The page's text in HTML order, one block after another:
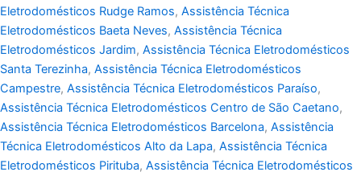
Eletrodomésticos Rudge Ramos, Assistência Técnica
Eletrodomésticos Baeta Neves, Assistência Técnica
Eletrodomésticos Jardim, Assistência Técnica Eletrodomésticos
Santa Terezinha, Assistência Técnica Eletrodomésticos
Campestre, Assistência Técnica Eletrodomésticos Paraíso,
Assistência Técnica Eletrodomésticos Centro de São Caetano,
Assistência Técnica Eletrodomésticos Barcelona, Assistência
Técnica Eletrodomésticos Alto da Lapa, Assistência Técnica
Eletrodomésticos Pirituba, Assistência Técnica Eletrodomésticos